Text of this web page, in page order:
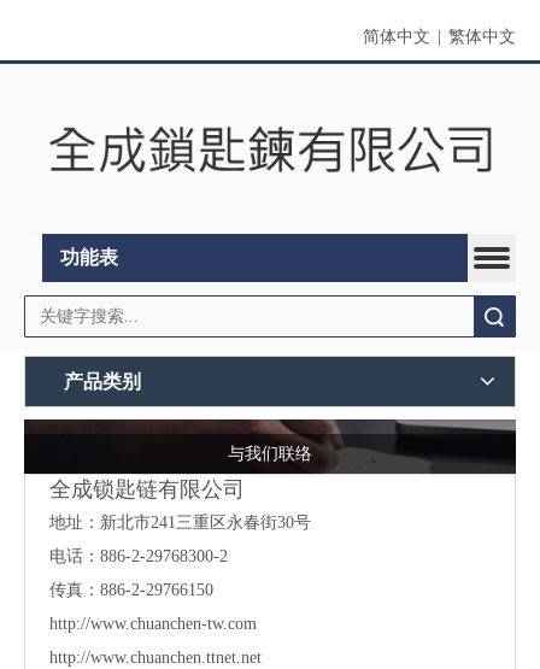
简体中文 繁体中文
功能表
产品类别
与我们联络
全成锁匙链有限公司
地址： 新北市241三重区永春街30号
电话：886-2-29768300-2
传真：886-2-29766150
http://www.chuanchen-tw.com
http://www.chuanchen.ttnet.net